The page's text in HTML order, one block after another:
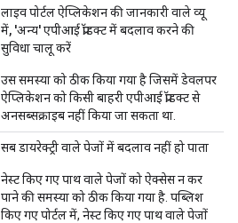
लाइव पोर्टल ऐप्लिकेशन की जानकारी वाले व्यू
में, 'अन्य' एपीआई प्रॉडक्ट में बदलाव करने की
सुविधा चालू करें
उस समस्या को ठीक किया गया है जिसमें डेवलपर
ऐप्लिकेशन को किसी बाहरी एपीआई प्रॉडक्ट से
अनसब्सक्राइब नहीं किया जा सकता था.
सब डायरेक्ट्री वाले पेजों में बदलाव नहीं हो पाता
नेस्ट किए गए पाथ वाले पेजों को ऐक्सेस न कर
पाने की समस्या को ठीक किया गया है. पब्लिश
किए गए पोर्टल में, नेस्ट किए गए पाथ वाले पेजों